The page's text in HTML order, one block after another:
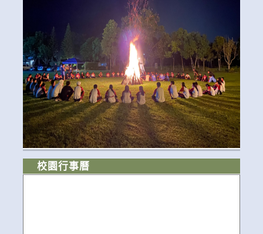
校園行事曆